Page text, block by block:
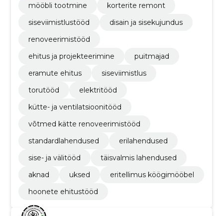
mööbli tootmine
korterite remont
siseviimistlustööd
disain ja sisekujundus
renoveerimistööd
ehitus ja projekteerimine
puitmajad
eramute ehitus
siseviimistlus
torutööd
elektritööd
kütte- ja ventilatsioonitööd
võtmed kätte renoveerimistööd
standardlahendused
erilahendused
sise- ja välitööd
täisvalmis lahendused
aknad
uksed
eritellimus köögimööbel
hoonete ehitustööd